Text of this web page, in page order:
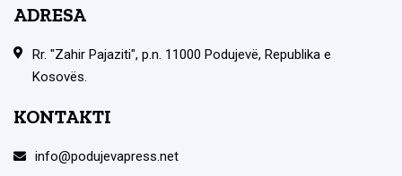
ADRESA
Rr. "Zahir Pajaziti", p.n. 11000 Podujevë, Republika e
Kosovës.
KONTAKTI
info@podujevapress.net